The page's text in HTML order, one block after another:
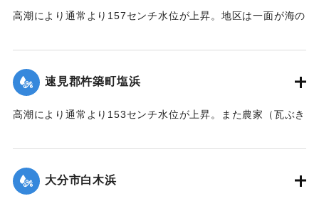
高潮により通常より157センチ水位が上昇。地区は一面が海の
約700メートル国東鉄道橋下附近まで、そのままの状態で潮流
に流された。
速見郡杵築町塩浜
高潮により通常より153センチ水位が上昇。また農家（瓦ぶき
ままの状態で潮流に流された。
｜固有コード:00513035
大分市白木浜